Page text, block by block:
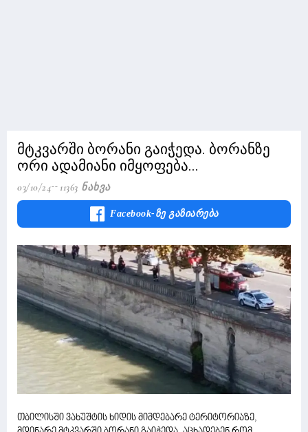
მტკვარში ბორანი გაიჭედა. ბორანზე
ორი ადამიანი იმყოფება...
03/10/24 11363 Ნახვა
Facebook-Ზე Გაზიარება
თბილისში ვახუშტის ხიდის მიმდებარე ტერიტორიაზე,